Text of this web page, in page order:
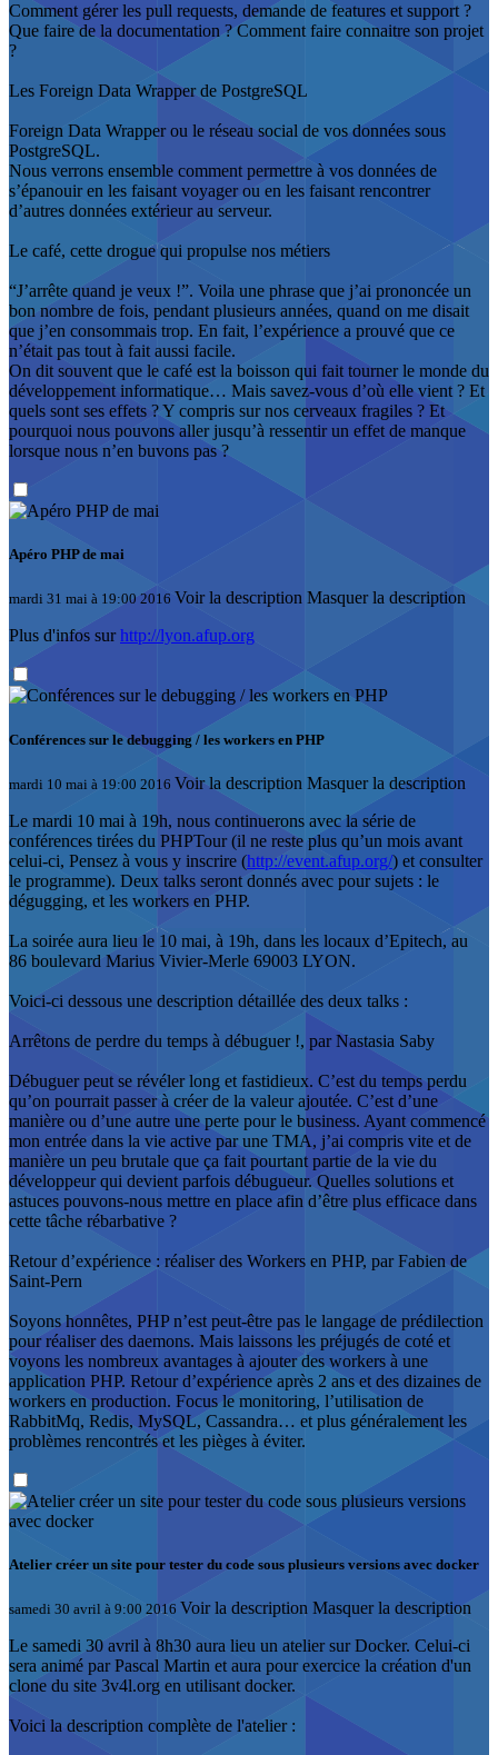
Comment gérer les pull requests, demande de features et support ?
Que faire de la documentation ? Comment faire connaitre son projet
?
Les Foreign Data Wrapper de PostgreSQL
Foreign Data Wrapper ou le réseau social de vos données sous
PostgreSQL.
Nous verrons ensemble comment permettre à vos données de
s’épanouir en les faisant voyager ou en les faisant rencontrer
d’autres données extérieur au serveur.
Le café, cette drogue qui propulse nos métiers
“J’arrête quand je veux !”. Voila une phrase que j’ai prononcée un
bon nombre de fois, pendant plusieurs années, quand on me disait
que j’en consommais trop. En fait, l’expérience a prouvé que ce
n’était pas tout à fait aussi facile.
On dit souvent que le café est la boisson qui fait tourner le monde du
développement informatique… Mais savez-vous d’où elle vient ? Et
quels sont ses effets ? Y compris sur nos cerveaux fragiles ? Et
pourquoi nous pouvons aller jusqu’à ressentir un effet de manque
lorsque nous n’en buvons pas ?
Apéro PHP de mai
mardi 31 mai à 19:00 2016 Voir la description Masquer la description
Plus d'infos surhttp://lyon.afup.org
Conférences sur le debugging / les workers en PHP
mardi 10 mai à 19:00 2016 Voir la description Masquer la description
Le mardi 10 mai à 19h, nous continuerons avec la série de
conférences tirées du PHPTour (il ne reste plus qu’un mois avant
celui-ci, Pensez à vous y inscrire (http://event.afup.org/) et consulter
le programme). Deux talks seront donnés avec pour sujets : le
dégugging, et les workers en PHP.
La soirée aura lieu le 10 mai, à 19h, dans les locaux d’Epitech, au
86 boulevard Marius Vivier-Merle 69003 LYON.
Voici-ci dessous une description détaillée des deux talks :
Arrêtons de perdre du temps à débuguer !, par Nastasia Saby
Débuguer peut se révéler long et fastidieux. C’est du temps perdu
qu’on pourrait passer à créer de la valeur ajoutée. C’est d’une
manière ou d’une autre une perte pour le business. Ayant commencé
mon entrée dans la vie active par une TMA, j’ai compris vite et de
manière un peu brutale que ça fait pourtant partie de la vie du
développeur qui devient parfois débugueur. Quelles solutions et
astuces pouvons-nous mettre en place afin d’être plus efficace dans
cette tâche rébarbative ?
Retour d’expérience : réaliser des Workers en PHP, par Fabien de
Saint-Pern
Soyons honnêtes, PHP n’est peut-être pas le langage de prédilection
pour réaliser des daemons. Mais laissons les préjugés de coté et
voyons les nombreux avantages à ajouter des workers à une
application PHP. Retour d’expérience après 2 ans et des dizaines de
workers en production. Focus le monitoring, l’utilisation de
RabbitMq, Redis, MySQL, Cassandra… et plus généralement les
problèmes rencontrés et les pièges à éviter.
Atelier créer un site pour tester du code sous plusieurs versions avec docker
samedi 30 avril à 9:00 2016 Voir la description Masquer la description
Le samedi 30 avril à 8h30 aura lieu un atelier sur Docker. Celui-ci
sera animé par Pascal Martin et aura pour exercice la création d'un
clone du site 3v4l.org en utilisant docker.
Voici la description complète de l'atelier :